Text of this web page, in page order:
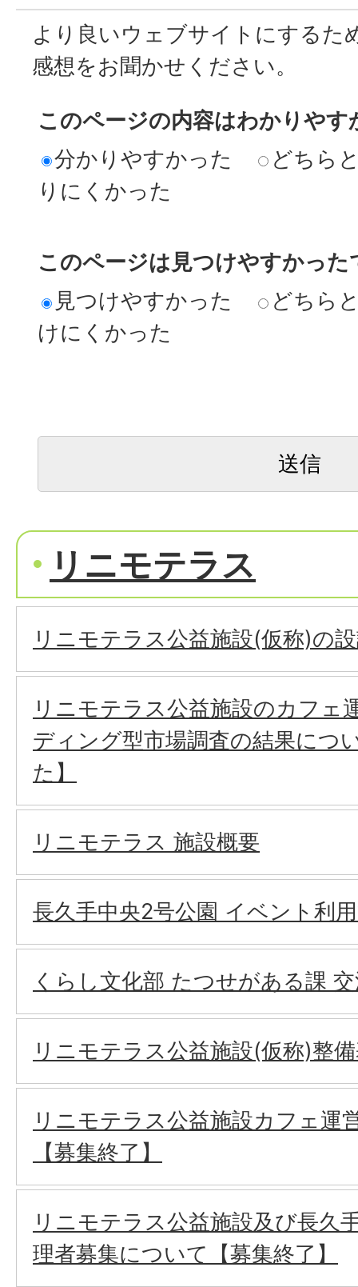
より良いウェブサイトにするた
感想をお聞かせください。
このページの内容はわかりやす
分かりやすかった
どちら
りにくかった
このページは見つけやすかった
見つけやすかった
どちら
けにくかった
リニモテラス
リニモテラス公益施設(仮称)の
リニモテラス公益施設のカフェ
ディング型市場調査の結果につ
た】
リニモテラス 施設概要
長久手中央2号公園 イベント利
くらし文化部 たつせがある課
リニモテラス公益施設(仮称)整
リニモテラス公益施設カフェ運
【募集終了】
リニモテラス公益施設及び長久
理者募集について【募集終了】